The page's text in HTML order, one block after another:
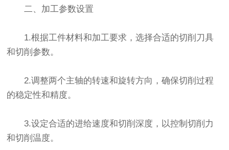
二、加工参数设置
1.根据工件材料和加工要求，选择合适的切削刀具
和切削参数。
2.调整两个主轴的转速和旋转方向，确保切削过程
的稳定性和精度。
3.设定合适的进给速度和切削深度，以控制切削力
和切削温度。